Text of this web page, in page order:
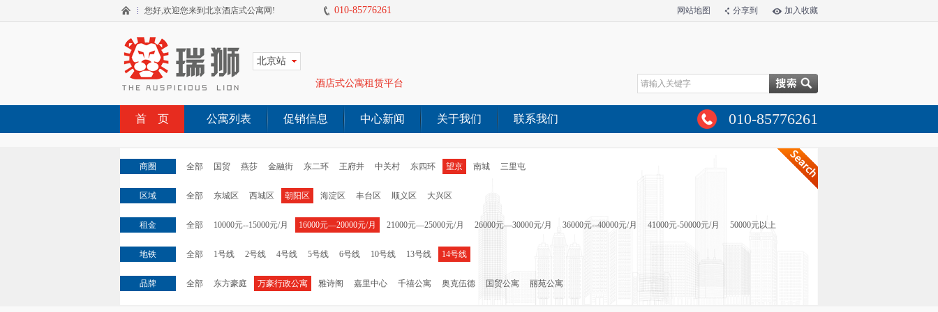
网站地图 分享到 加入收藏
您好,欢迎您来到北京酒店式公寓网! 010-85776261
北京站
酒店式公寓租赁平台
首 页 公寓列表 促销信息 中心新闻 关于我们 联系我们 010-85776261
商圈 全部 国贸 燕莎 金融街 东二环 王府井 中关村 东四环 望京 南城 三里屯
区域 全部 东城区 西城区 朝阳区 海淀区 丰台区 顺义区 大兴区
租金 全部 10000元--15000元/月 16000元—20000元/月 21000元—25000元/月 26000元—30000元/月 36000元--40000元/月 41000元-50000元/月 50000元以上
地铁 全部 1号线 2号线 4号线 5号线 6号线 10号线 13号线 14号线
品牌 全部 东方豪庭 万豪行政公寓 雅诗阁 嘉里中心 千禧公寓 奥克伍德 国贸公寓 丽苑公寓